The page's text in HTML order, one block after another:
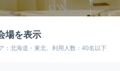
場を表示
：北海道・東北、利用人数：40名以下